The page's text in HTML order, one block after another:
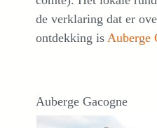
de verklaring dat er
ontdekking is Auberge
Auberge Gacogne